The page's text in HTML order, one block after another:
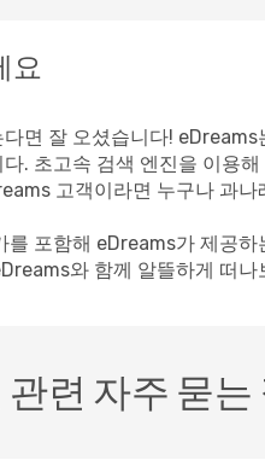
요
면 잘 오셨습니다!
. 초고속 검색 엔진을 이용
고객이라면 누구나 과
를 포함해 eDreams가 제공
와 함께 알뜰하게 떠나
련 자주 묻는